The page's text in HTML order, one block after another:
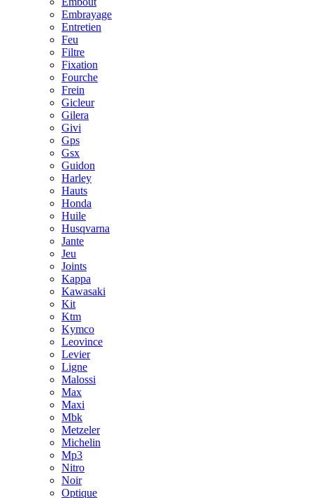
Embrayage
Entretien
Feu
Filtre
Fixation
Fourche
Frein
Gicleur
Gilera
Givi
Gps
Gsx
Guidon
Harley
Hauts
Honda
Huile
Husqvarna
Jante
Jeu
Joints
Kappa
Kawasaki
Kit
Ktm
Kymco
Leovince
Levier
Ligne
Malossi
Max
Maxi
Mbk
Metzeler
Michelin
Mp3
Nitro
Noir
Optique